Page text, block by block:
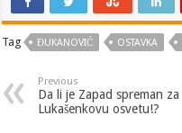
Tag ĐUKANOVIĆ OSTAVKA
Previous
Da li je Zapad spreman za
Lukašenkovu osvetu!?